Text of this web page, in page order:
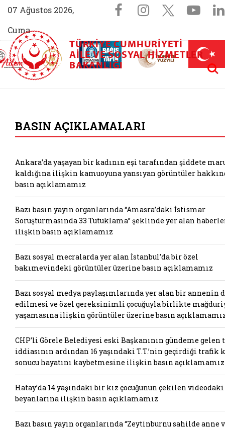
07 Ağustos 2026,
Cuma
Sosyal
Facebook
Instagram
X
Aile (yeni sekmede açılır)
AİLEM İletişim Merkezi (yeni sekmede açılır)
Aile ve Nüfus On Yılı (yeni sekmede açılır)
Darülaceze bağış sayfası (yeni
TÜRKIYE CUMHURIYETI
AILE VE SOSYAL HIZMETLER
BAKANLIĞI
BASIN AÇIKLAMALARI
Ankara’da yaşayan bir kadının eşi tarafından şiddete
kaldığına ilişkin kamuoyuna yansıyan görüntüler
basın açıklamamız
Bazı basın yayın organlarında “Amasra’daki İstismar
Soruşturmasında 33 Tutuklama” şeklinde yer alan
ilişkin basın açıklamamız
Bazı sosyal mecralarda yer alan İstanbul’da bir özel
bakımevindeki görüntüler üzerine basın açıklamamız
Bazı sosyal medya paylaşımlarında yer alan bir annenin
edilmesi ve özel gereksinimli çocuğuyla birlikte
yaşamasına ilişkin görüntüler üzerine basın
CHP’li Görele Belediyesi eski Başkanının gündeme gelen
iddiasının ardından 16 yaşındaki T.T.’nin geçirdiği trafik
sonucu hayatını kaybetmesine ilişkin basın açıklamamız
Hatay’da 14 yaşındaki bir kız çocuğunun çekilen videodaki
beyanlarına ilişkin basın açıklamamız
Bazı basın yayın organlarında “Zeytinburnu sahilde anne